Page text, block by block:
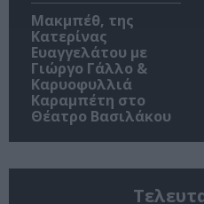
Μακμπέθ, της
Κατερίνας
Ευαγγελάτου με
Γιώργο Γάλλο &
Καρυοφυλλιά
Καραμπέτη στο
Θέατρο Βασιλάκου